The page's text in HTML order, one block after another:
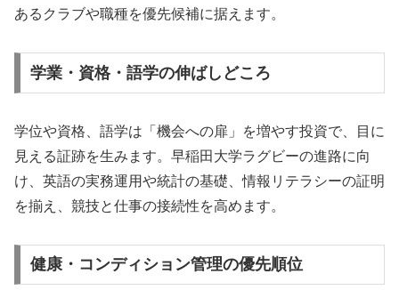
あるクラブや職種を優先候補に据えます。
学業・資格・語学の伸ばしどころ
学位や資格、語学は「機会への扉」を増やす投資で、目に
見える証跡を生みます。早稲田大学ラグビーの進路に向
け、英語の実務運用や統計の基礎、情報リテラシーの証明
を揃え、競技と仕事の接続性を高めます。
健康・コンディション管理の優先順位